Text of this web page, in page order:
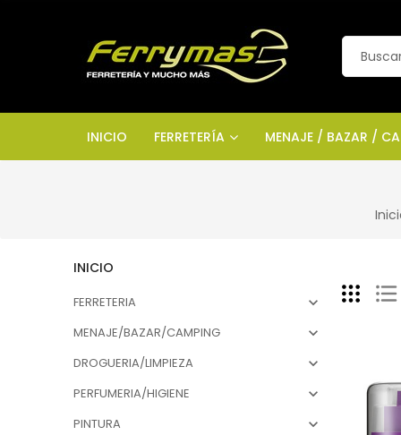
INICIO FERRETERÍA MENAJE / BAZAR /
INICIO
FERRETERIA 
MENAJE/BAZAR/CAMPING 
DROGUERIA/LIMPIEZA 
PERFUMERIA/HIGIENE 
PINTURA 